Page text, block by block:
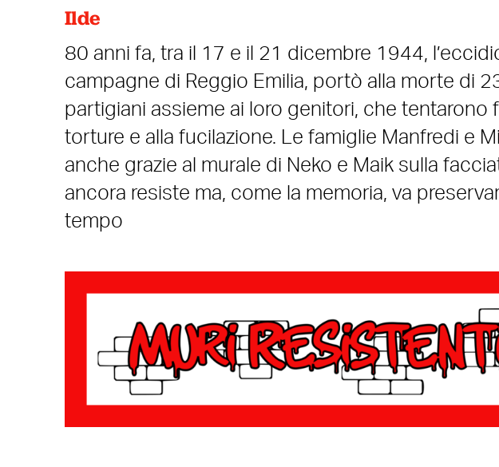
Ilde
80 anni fa, tra il 17 e il 21 dicembre 1944,
campagne di Reggio Emilia, portò alla morte di
partigiani assieme ai loro genitori, che tentarono
torture e alla fucilazione. Le famiglie Manfredi e
anche grazie al murale di Neko e Maik sulla
ancora resiste ma, come la memoria, va
tempo